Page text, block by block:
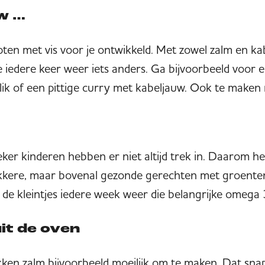
…
met vis voor je ontwikkeld. Met zowel zalm en
keer weer iets anders. Ga bijvoorbeeld voor
of een pittige curry met kabeljauw. Ook te maken
kinderen hebben er niet altijd trek in. Daarom
maar bovenal gezonde gerechten met
kleintjes iedere week weer die belangrijke
de oven